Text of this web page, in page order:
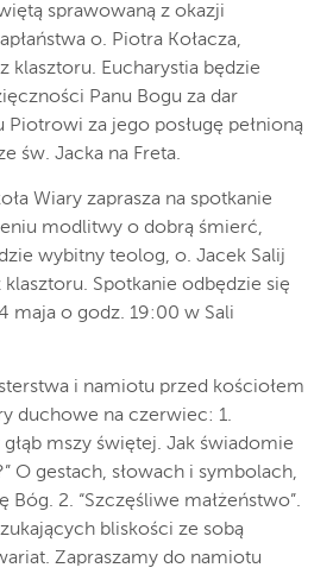
sprawowaną z okazji
o. Piotra Kołacza,
klasztoru. Eucharystia będzie
Panu Bogu za dar
Piotrowi za jego posługę pełnioną
św. Jacka na Freta.
Wiary zaprasza na spotkanie
modlitwy o dobrą śmierć,
wybitny teolog, o. Jacek Salij
klasztoru. Spotkanie odbędzie się
maja o godz. 19:00 w Sali
i namiotu przed kościołem
duchowe na czerwiec: 1.
mszy świętej. Jak świadomie
O gestach, słowach i symbolach,
2. “Szczęśliwe małżeństwo”.
bliskości ze sobą
Zapraszamy do namiotu